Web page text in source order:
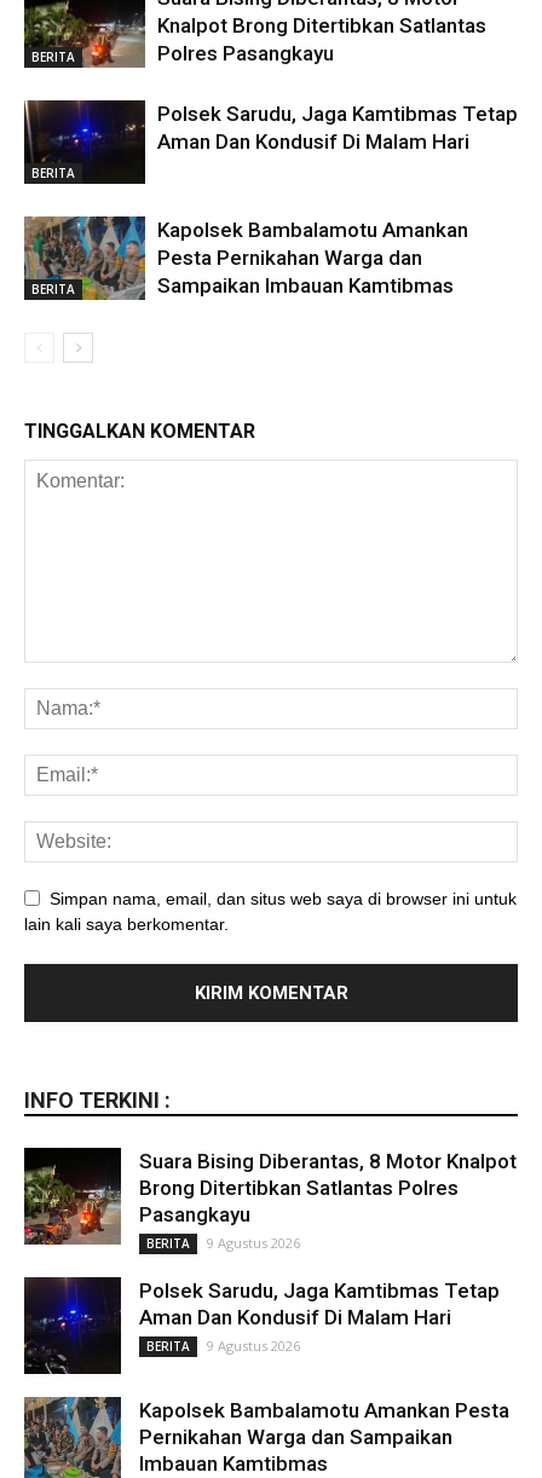
BERITA
Knalpot Brong Ditertibkan Satlantas
Polres Pasangkayu
BERITA
Polsek Sarudu, Jaga Kamtibmas Tetap
Aman Dan Kondusif Di Malam Hari
BERITA
Kapolsek Bambalamotu Amankan
Pesta Pernikahan Warga dan
Sampaikan Imbauan Kamtibmas
TINGGALKAN KOMENTAR
Simpan nama, email, dan situs web saya di browser ini untuk
lain kali saya berkomentar.
INFO TERKINI :
Suara Bising Diberantas, 8 Motor Knalpot
Brong Ditertibkan Satlantas Polres
Pasangkayu
BERITA 9 Agustus 2026
Polsek Sarudu, Jaga Kamtibmas Tetap
Aman Dan Kondusif Di Malam Hari
BERITA 9 Agustus 2026
Kapolsek Bambalamotu Amankan Pesta
Pernikahan Warga dan Sampaikan
Imbauan Kamtibmas